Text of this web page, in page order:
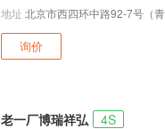
地址 北京市西四环中路92-7号（
询价
老一厂博瑞祥弘 4S